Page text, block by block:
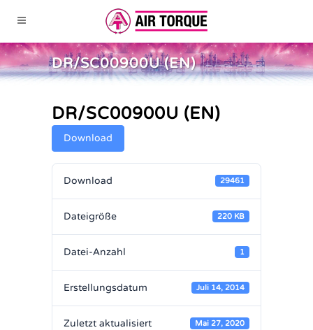
DR/SC00900U (EN)
DR/SC00900U (EN)
Download
Download 29461
Dateigröße 220 KB
Datei-Anzahl 1
Erstellungsdatum Juli 14, 2014
Zuletzt aktualisiert Mai 27, 2020